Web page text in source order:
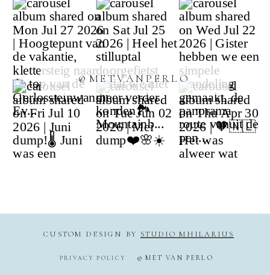
@METVANPERLO
CUSTOM DESIGN BY STUDIO MHILARIUS
PRIVACY POLICY © MET VAN PERLO